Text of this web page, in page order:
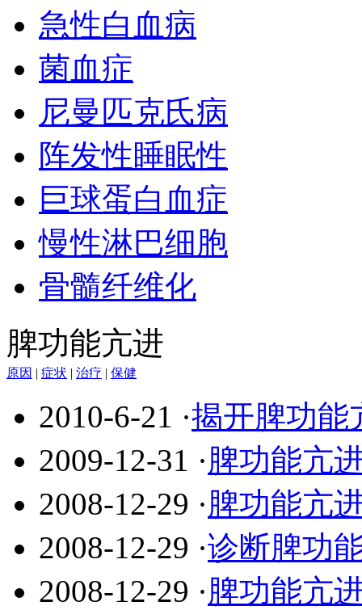
急性白血病
菌血症
尼曼匹克氏病
阵发性睡眠性
巨球蛋白血症
慢性淋巴细胞
骨髓纤维化
脾功能亢进
原因 | 症状 | 治疗 | 保健
2010-6-21 ·揭开脾功能
2009-12-31 ·脾功能亢
2008-12-29 ·脾功能亢
2008-12-29 ·诊断脾功
2008-12-29 ·脾功能亢